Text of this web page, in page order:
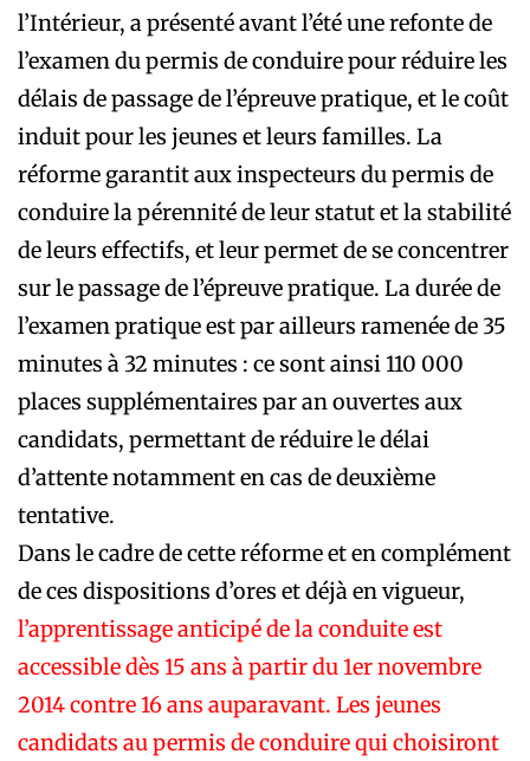
l’Intérieur, a présenté avant l’été une refonte de
l’examen du permis de conduire pour réduire les
délais de passage de l’épreuve pratique, et le coût
induit pour les jeunes et leurs familles. La
réforme garantit aux inspecteurs du permis de
conduire la pérennité de leur statut et la stabilité
de leurs effectifs, et leur permet de se concentrer
sur le passage de l’épreuve pratique. La durée de
l’examen pratique est par ailleurs ramenée de 35
minutes à 32 minutes : ce sont ainsi 110 000
places supplémentaires par an ouvertes aux
candidats, permettant de réduire le délai
d’attente notamment en cas de deuxième
tentative.
Dans le cadre de cette réforme et en complément
de ces dispositions d’ores et déjà en vigueur,
l’apprentissage anticipé de la conduite est
accessible dès 15 ans à partir du 1er novembre
2014 contre 16 ans auparavant. Les jeunes
candidats au permis de conduire qui choisiront